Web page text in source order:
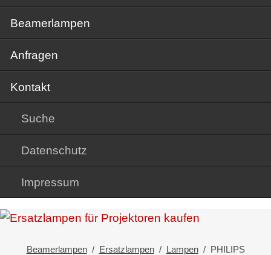
Beamerlampen
Anfragen
Kontakt
Suche
Datenschutz
Impressum
Beamerlampen Ersatzlampen Lampen
PHILIPS